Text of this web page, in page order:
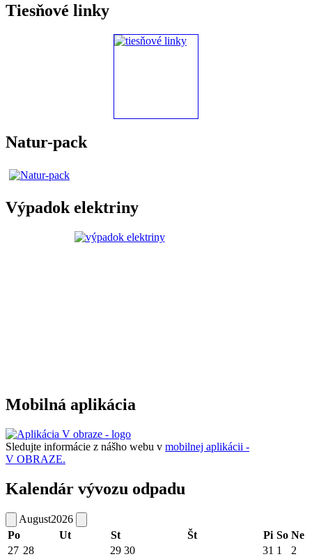
Tiesňové linky
Natur-pack
Výpadok elektriny
Mobilná aplikácia
Sledujte informácie z nášho webu v mobilnej aplikácii -
V OBRAZE.
Kalendár vývozu odpadu
August2026
Po
Ut St Št Pi So Ne
27 28 29 30 31 1 2